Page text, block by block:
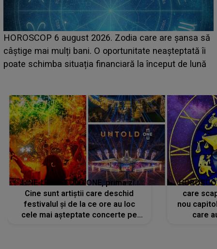
HOROSCOP 6 august 2026. Zodia care are șansa să
câștige mai mulți bani. O oportunitate neașteptată îi
poate schimba situația financiară la început de lună
LINE-UP UNTOLD ONE, prima zi.
Cine sunt artiștii care deschid
festivalul și de la ce ore au loc
cele mai așteptate concerte pe
care
nou
care